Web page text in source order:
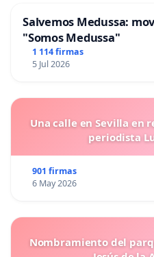
Salvemos Medussa:
"Somos Medussa"
1 114 firmas
5 Jul 2026
Una calle en Sevilla en
periodista
901 firmas
6 May 2026
Nombramiento del